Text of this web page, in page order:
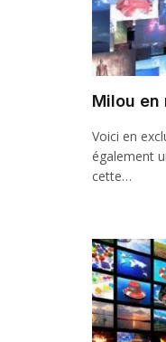
Milou en
Voici en
également
cette…